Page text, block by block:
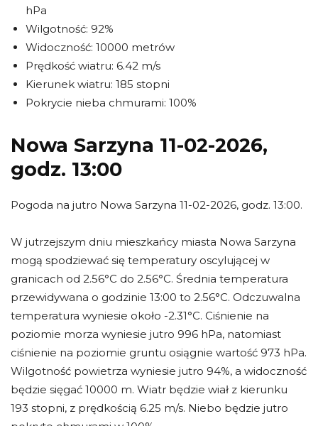
hPa
Wilgotność: 92%
Widoczność: 10000 metrów
Prędkość wiatru: 6.42 m/s
Kierunek wiatru: 185 stopni
Pokrycie nieba chmurami: 100%
Nowa Sarzyna 11-02-2026,
godz. 13:00
Pogoda na jutro Nowa Sarzyna 11-02-2026, godz. 13:00.
W jutrzejszym dniu mieszkańcy miasta Nowa Sarzyna
mogą spodziewać się temperatury oscylującej w
granicach od 2.56°C do 2.56°C. Średnia temperatura
przewidywana o godzinie 13:00 to 2.56°C. Odczuwalna
temperatura wyniesie około -2.31°C. Ciśnienie na
poziomie morza wyniesie jutro 996 hPa, natomiast
ciśnienie na poziomie gruntu osiągnie wartość 973 hPa.
Wilgotność powietrza wyniesie jutro 94%, a widoczność
będzie sięgać 10000 m. Wiatr będzie wiał z kierunku
193 stopni, z prędkością 6.25 m/s. Niebo będzie jutro